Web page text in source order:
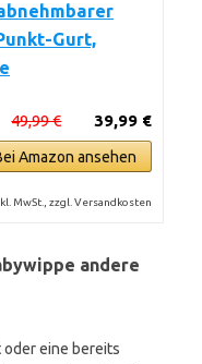
Gurt,
39,99 €
49,99 €
Amazon ansehen
MwSt., zzgl. Versandkosten
andere
eine bereits